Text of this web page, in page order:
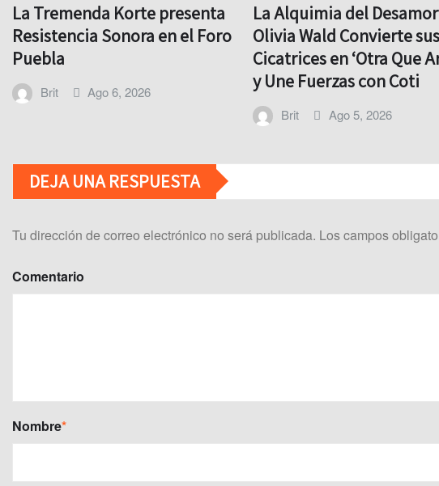
La Tremenda Korte presenta
Resistencia Sonora en el Foro
Puebla
Brit Ago 6, 2026
La Alquimia del
Olivia Wald Convierte sus
Cicatrices en ‘Otra Que
y Une Fuerzas con Coti
Brit Ago 5, 2026
DEJA UNA RESPUESTA
Tu dirección de correo electrónico no será publicada. Los campos
Comentario
Nombre*